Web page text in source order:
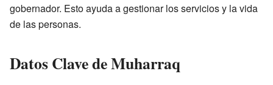
gobernador. Esto ayuda a gestionar los servicios y la vida
de las personas.
Datos Clave de Muharraq